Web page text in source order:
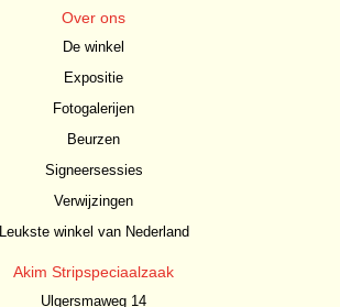
Over ons
De winkel
Expositie
Fotogalerijen
Beurzen
Signeersessies
Verwijzingen
Leukste winkel van Nederland
Akim Stripspeciaalzaak
Ulgersmaweg 14